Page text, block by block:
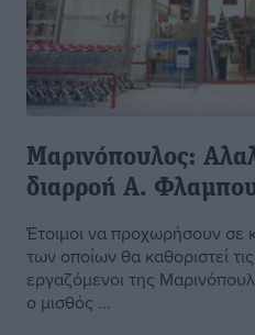
Μαρινόπουλος:
διαρροή Α.
Έτοιμοι να προχωρήσουν σε
των οποίων θα καθοριστεί
εργαζόμενοι της
ο μισθός ...